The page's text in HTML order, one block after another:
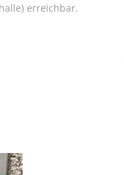
erreichbar.